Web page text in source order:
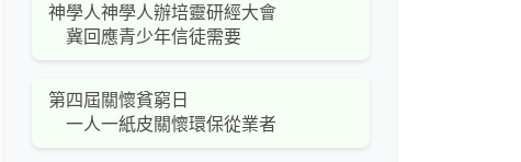
神學人神學人辦培靈研經大會
冀回應青少年信徒需要
第四屆關懷貧窮日
一人一紙皮關懷環保從業者